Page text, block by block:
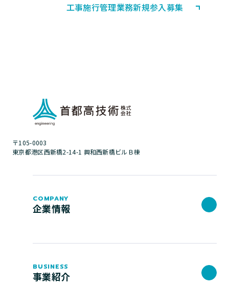
工事施行管理業務新規参入募集
〒105-0003
東京都港区西新橋2-14-1 興和西新橋ビルＢ棟
COMPANY
企業情報
BUSINESS
事業紹介